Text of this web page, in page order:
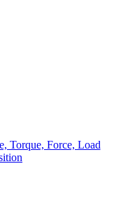
Torque, Force, Load